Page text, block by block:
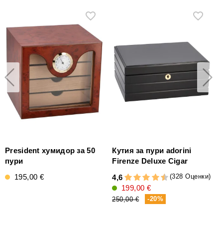
President хумидор за 50
пури
195,00 €
Кутия за пури adorini
Firenze Deluxe Cigar
4,6
(328 Оценки)
199,00 €
250,00 € -20%